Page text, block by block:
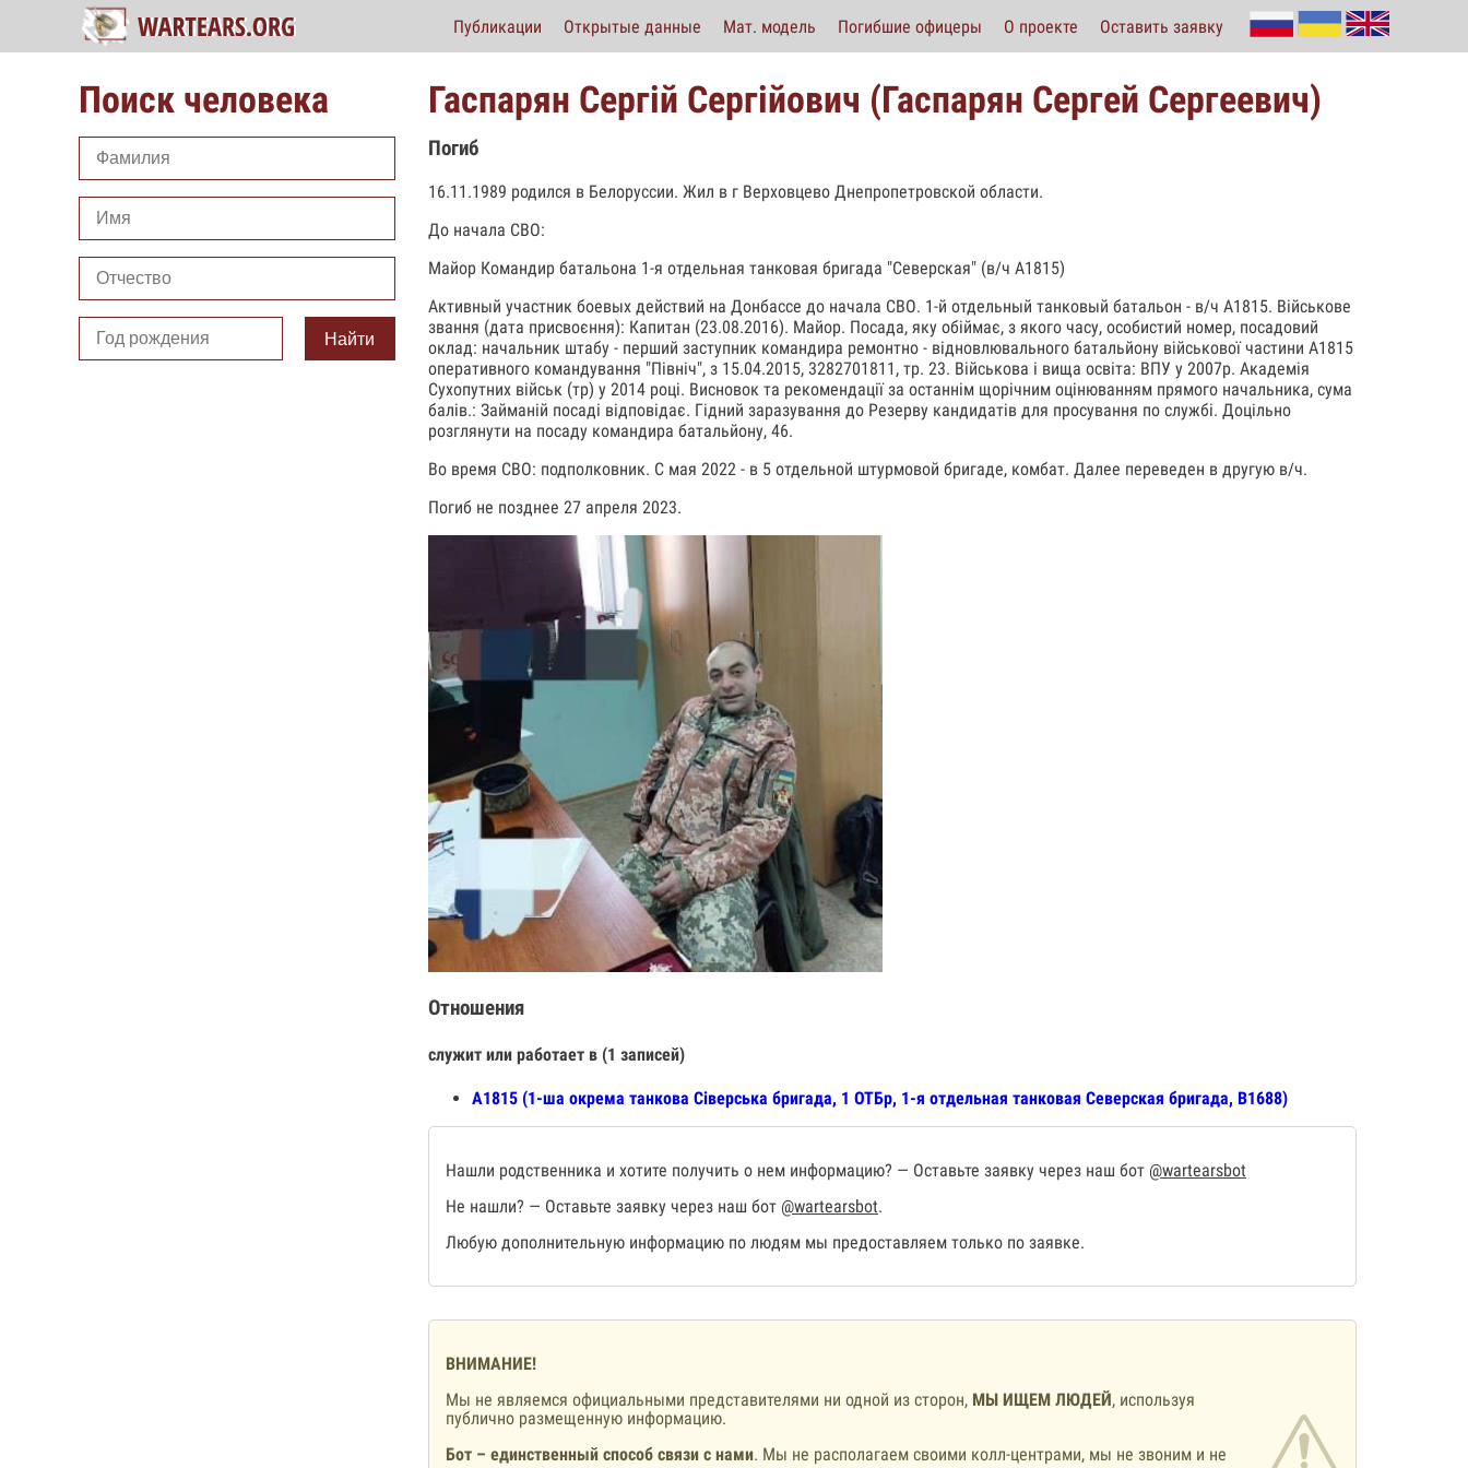
Публикации Открытые данные Мат. модель Погибшие офицеры О проекте Оставить заявку
Поиск человека
Найти
Гаспарян Сергій Сергійович (Гаспарян Сергей Сергеевич)
Погиб
16.11.1989 родился в Белоруссии. Жил в г Верховцево Днепропетровской области.
До начала СВО:
Майор Командир батальона 1-я отдельная танковая бригада "Северская" (в/ч А1815)
Активный участник боевых действий на Донбассе до начала СВО. 1-й отдельный танковый батальон - в/ч А1815. Військове
звання (дата присвоєння): Капитан (23.08.2016). Майор. Посада, яку обіймає, з якого часу, особистий номер, посадовий
оклад: начальник штабу - перший заступник командира ремонтно - відновлювального батальйону військової частини А1815
оперативного командування "Північ", з 15.04.2015, 3282701811, тр. 23. Військова і вища освіта: ВПУ у 2007р. Академія
Сухопутних військ (тр) у 2014 році. Висновок та рекомендації за останнім щорічним оцінюванням прямого начальника, сума
балів.: Займаній посаді відповідає. Гідний заразування до Резерву кандидатів для просування по службі. Доцільно
розглянути на посаду командира батальйону, 46.
Во время СВО: подполковник. С мая 2022 - в 5 отдельной штурмовой бригаде, комбат. Далее переведен в другую в/ч.
Погиб не позднее 27 апреля 2023.
Отношения
служит или работает в (1 записей)
А1815 (1-ша окрема танкова Сіверська бригада, 1 ОТБр, 1-я отдельная танковая Северская бригада, В1688)
Нашли родственника и хотите получить о нем информацию? — Оставьте заявку через наш бот @wartearsbot
Не нашли? — Оставьте заявку через наш бот @wartearsbot.
Любую дополнительную информацию по людям мы предоставляем только по заявке.
ВНИМАНИЕ!
Мы не являемся официальными представителями ни одной из сторон, МЫ ИЩЕМ ЛЮДЕЙ, используя
публично размещенную информацию.
Бот – единственный способ связи с нами. Мы не располагаем своими колл-центрами, мы не звоним и не